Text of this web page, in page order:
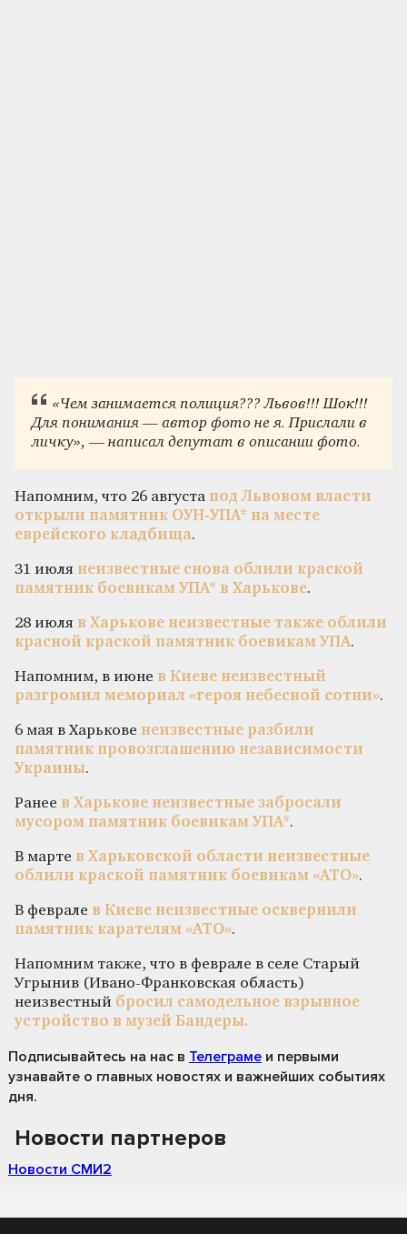
«Чем занимается полиция??? Львов!!! Шок!!!
Для понимания — автор фото не я. Прислали в
личку», — написал депутат в описании фото.
Напомним, что 26 августа под Львовом власти
открыли памятник ОУН-УПА* на месте
еврейского кладбища.
31 июля неизвестные снова облили краской
памятник боевикам УПА* в Харькове.
28 июля в Харькове неизвестные также облили
красной краской памятник боевикам УПА.
Напомним, в июне в Киеве неизвестный
разгромил мемориал «героя небесной сотни».
6 мая в Харькове неизвестные разбили
памятник провозглашению независимости
Украины.
Ранее в Харькове неизвестные забросали
мусором памятник боевикам УПА*.
В марте в Харьковской области неизвестные
облили краской памятник боевикам «АТО».
В феврале в Киеве неизвестные осквернили
памятник карателям «АТО».
Напомним также, что в феврале в селе Старый
Угрынив (Ивано-Франковская область)
неизвестный бросил самодельное взрывное
устройство в музей Бандеры.
Подписывайтесь на нас в Телеграме и первыми
узнавайте о главных новостях и важнейших событиях
дня.
Новости партнеров
Новости СМИ2